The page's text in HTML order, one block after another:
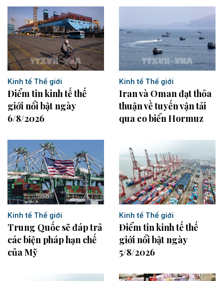
Kinh tế Thế giới
Điểm tin kinh tế thế
giới nổi bật ngày
6/8/2026
Kinh tế Thế giới
Iran và Oman đạt thỏa
thuận về tuyến vận tải
qua eo biển Hormuz
Kinh tế Thế giới
Trung Quốc sẽ đáp trả
các biện pháp hạn chế
của Mỹ
Kinh tế Thế giới
Điểm tin kinh tế thế
giới nổi bật ngày
5/8/2026